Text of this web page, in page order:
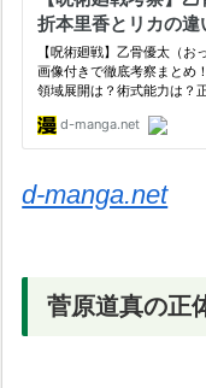
d-manga.net
菅原道真の正